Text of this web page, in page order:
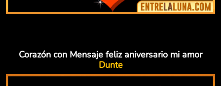
Corazón con Mensaje feliz aniversario mi amor
Dunte